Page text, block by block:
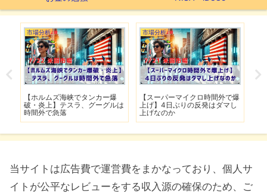
市場分析
【ホルムズ海峡でタンカー爆
破・炎上】テスラ、グーグルは
時間外で急落
市場分析
【スーパーマイクロ時間外で爆
上げ】4日ぶりの反発はダマし
上げなのか
当サイトは広告費で運営費をまかなっており、個人サ
イトが公平なレビューをする収入源の確保のため、ご